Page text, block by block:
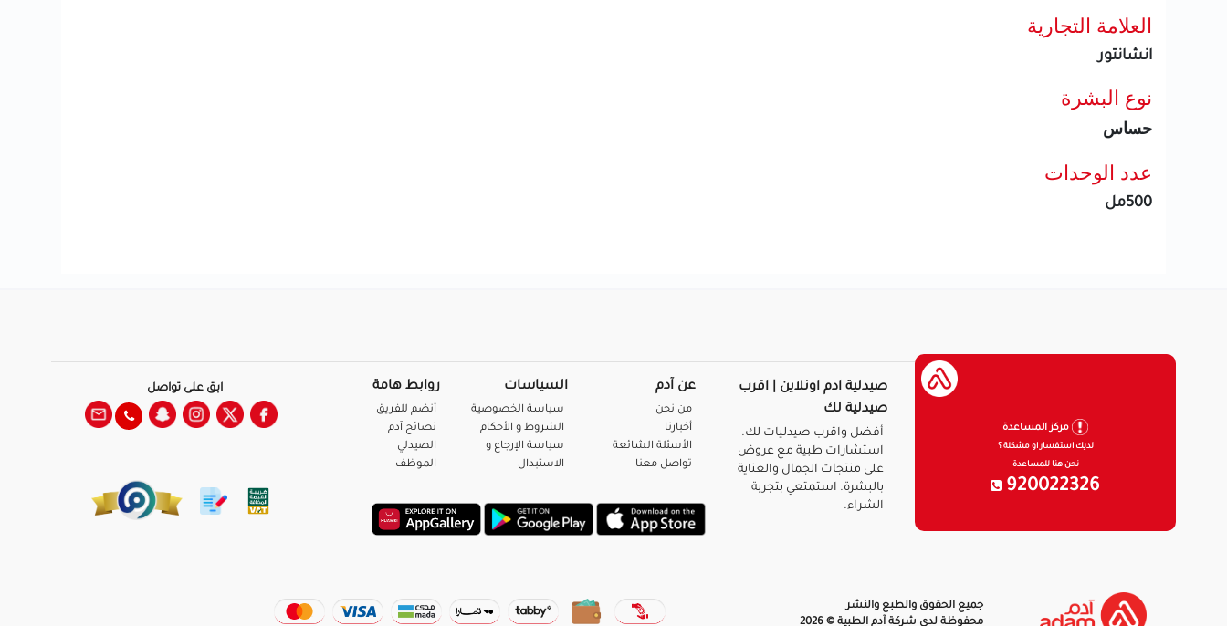
العلامة التجارية
انشانتور
نوع البشرة
حساس
عدد الوحدات
500مل
مركز المساعدة
لديك استفسار او مشكلة ؟
نحن هنا للمساعدة
920022326
صيدلية ادم اونلاين | اقرب
صيدلية لك
أفضل واقرب صيدليات لك.
استشارات طبية مع عروض
على منتجات الجمال والعناية
بالبشرة. استمتعي بتجربة
الشراء.
عن آدم
من نحن
أخبارنا
الأسئلة الشائعة
تواصل معنا
السياسات
سياسة الخصوصية
الشروط و الأحكام
سياسة الإرجاع و
الاستبدال
روابط هامة
أنضم للفريق
نصائح آدم
الصيدلي
الموظف
ابق على تواصل
جميع الحقوق والطبع والنشر
محفوظة لدى شركة آدم الطبية © 2026